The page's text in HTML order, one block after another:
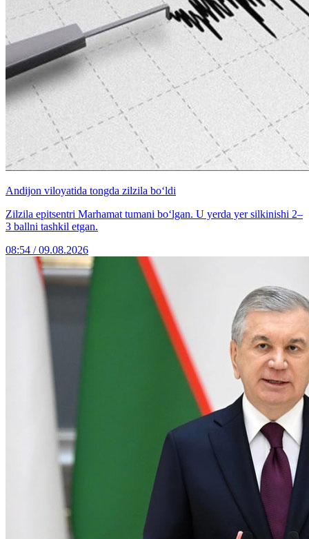
Andijon viloyatida tongda zilzila bo‘ldi
Zilzila epitsentri Marhamat tumani bo‘lgan. U yerda yer silkinishi 2–
3 ballni tashkil etgan.
08:54 / 09.08.2026